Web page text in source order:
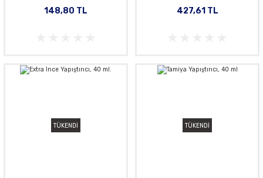
148,80 TL 427,61 TL
TÜKENDİ TÜKENDİ